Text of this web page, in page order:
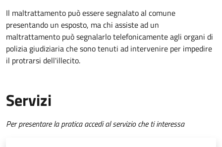
Il maltrattamento può essere segnalato al comune
presentando un esposto, ma chi assiste ad un
maltrattamento può segnalarlo telefonicamente agli organi di
polizia giudiziaria che sono tenuti ad intervenire per impedire
il protrarsi dell'illecito.
Servizi
Per presentare la pratica accedi al servizio che ti interessa